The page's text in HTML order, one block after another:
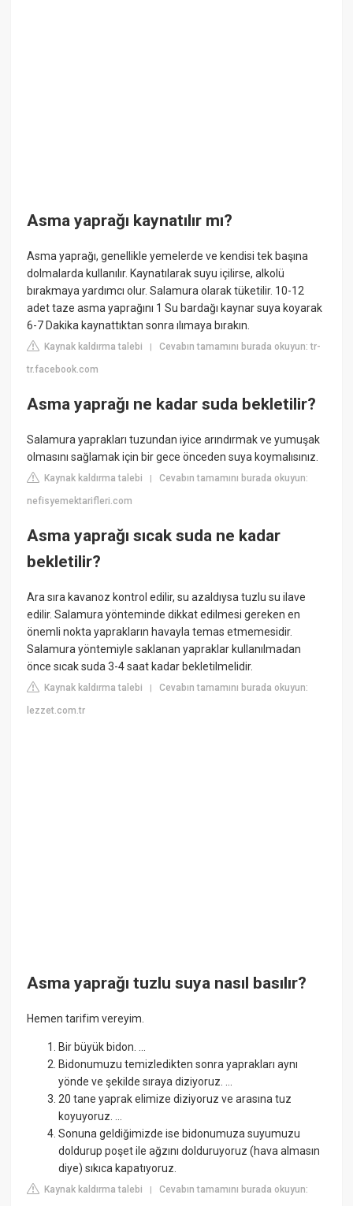
Asma yaprağı kaynatılır mı?
Asma yaprağı, genellikle yemelerde ve kendisi tek başına
dolmalarda kullanılır. Kaynatılarak suyu içilirse, alkolü
bırakmaya yardımcı olur. Salamura olarak tüketilir. 10-12
adet taze asma yaprağını 1 Su bardağı kaynar suya koyarak
6-7 Dakika kaynattıktan sonra ılımaya bırakın.
Kaynak kaldırma talebi |Cevabın tamamını burada okuyun: tr-
tr.facebook.com
Asma yaprağı ne kadar suda bekletilir?
Salamura yaprakları tuzundan iyice arındırmak ve yumuşak
olmasını sağlamak için bir gece önceden suya koymalısınız.
Kaynak kaldırma talebi |Cevabın tamamını burada okuyun:
nefisyemektarifleri.com
Asma yaprağı sıcak suda ne kadar
bekletilir?
Ara sıra kavanoz kontrol edilir, su azaldıysa tuzlu su ilave
edilir. Salamura yönteminde dikkat edilmesi gereken en
önemli nokta yaprakların havayla temas etmemesidir.
Salamura yöntemiyle saklanan yapraklar kullanılmadan
önce sıcak suda 3-4 saat kadar bekletilmelidir.
Kaynak kaldırma talebi |Cevabın tamamını burada okuyun:
lezzet.com.tr
Asma yaprağı tuzlu suya nasıl basılır?
Hemen tarifim vereyim.
Bir büyük bidon. ...
Bidonumuzu temizledikten sonra yaprakları aynı
yönde ve şekilde sıraya diziyoruz. ...
20 tane yaprak elimize diziyoruz ve arasına tuz
koyuyoruz. ...
Sonuna geldiğimizde ise bidonumuza suyumuzu
doldurup poşet ile ağzını dolduruyoruz (hava almasın
diye) sıkıca kapatıyoruz.
Kaynak kaldırma talebi |Cevabın tamamını burada okuyun: